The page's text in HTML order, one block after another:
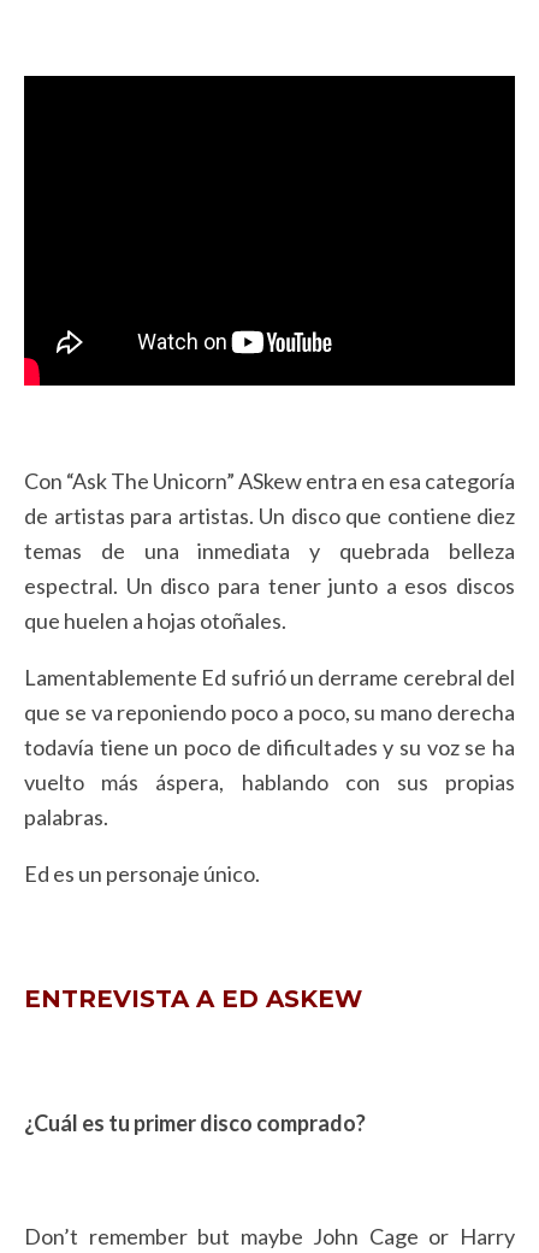
Con “Ask The Unicorn” ASkew entra en esa categoría
de artistas para artistas. Un disco que contiene diez
temas de una inmediata y quebrada belleza
espectral. Un disco para tener junto a esos discos
que huelen a hojas otoñales.
Lamentablemente Ed sufrió un derrame cerebral del
que se va reponiendo poco a poco, su mano derecha
todavía tiene un poco de dificultades y su voz se ha
vuelto más áspera, hablando con sus propias
palabras.
Ed es un personaje único.
ENTREVISTA A ED ASKEW
¿Cuál es tu primer disco comprado?
Don’t remember but maybe John Cage or Harry